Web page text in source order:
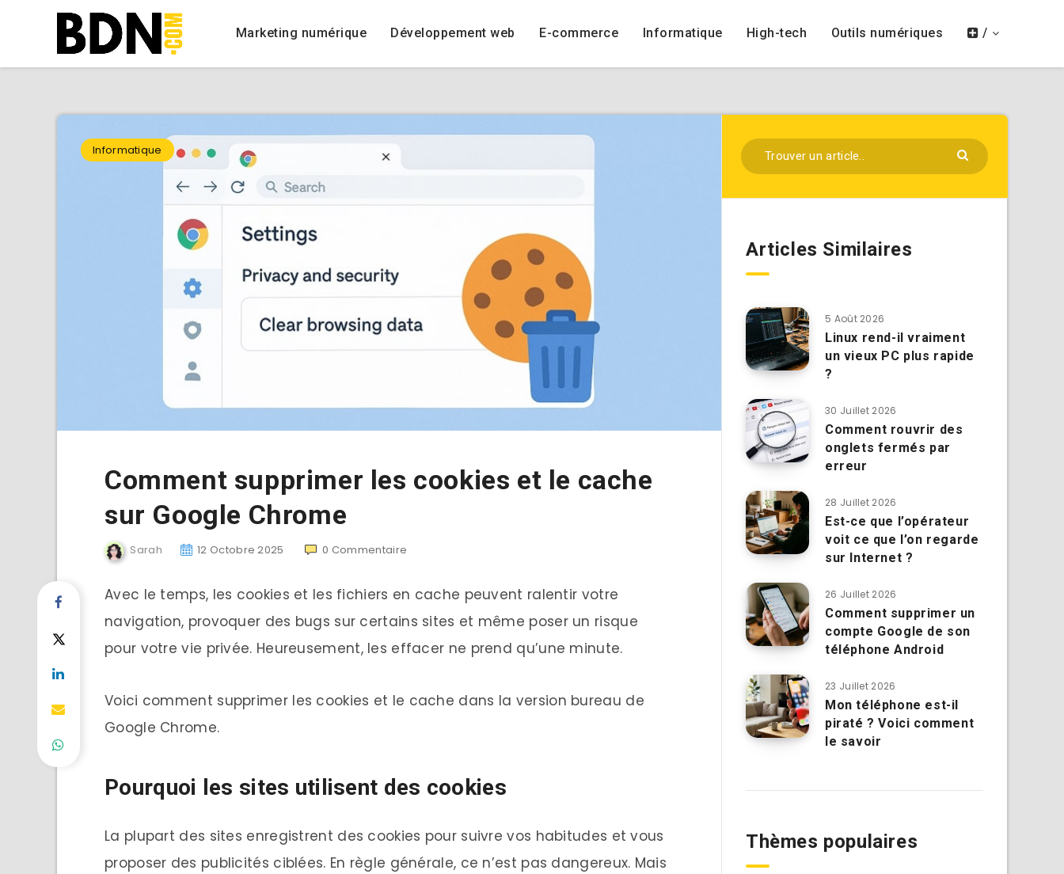
Marketing numérique Développement web E-commerce Informatique High-tech Outils numériques /
Informatique
Comment supprimer les cookies et le cache
sur Google Chrome
Sarah 12 Octobre 2025 0 Commentaire
Avec le temps, les cookies et les fichiers en cache peuvent ralentir votre
navigation, provoquer des bugs sur certains sites et même poser un risque
pour votre vie privée. Heureusement, les effacer ne prend qu’une minute.
Voici comment supprimer les cookies et le cache dans la version bureau de
Google Chrome.
Pourquoi les sites utilisent des cookies
La plupart des sites enregistrent des cookies pour suivre vos habitudes et vous
proposer des publicités ciblées. En règle générale, ce n’est pas dangereux. Mais
Articles Similaires
5 Août 2026
Linux rend-il vraiment
un vieux PC plus rapide
?
30 Juillet 2026
Comment rouvrir des
onglets fermés par
erreur
28 Juillet 2026
Est-ce que l’opérateur
voit ce que l’on regarde
sur Internet ?
26 Juillet 2026
Comment supprimer un
compte Google de son
téléphone Android
23 Juillet 2026
Mon téléphone est-il
piraté ? Voici comment
le savoir
Thèmes populaires